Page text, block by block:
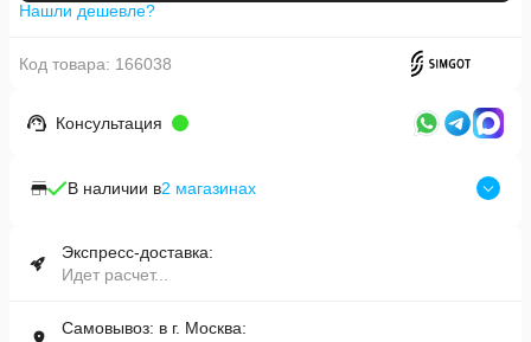
Нашли дешевле?
Код товара: 166038
Консультация
В наличии в2 магазинах
Экспресс-доставка:
Идет расчет...
Самовывоз: в г. Москва: